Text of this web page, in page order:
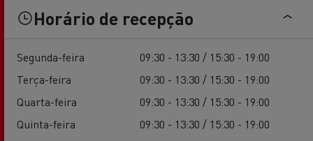
Horário de recepção
Segunda-feira
09:30 - 13:30 / 15:30 - 19:00
Terça-feira
09:30 - 13:30 / 15:30 - 19:00
Quarta-feira
09:30 - 13:30 / 15:30 - 19:00
Quinta-feira
09:30 - 13:30 / 15:30 - 19:00